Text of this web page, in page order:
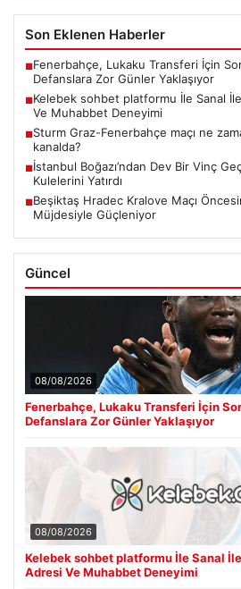
Son Eklenen Haberler
■Fenerbahçe, Lukaku Transferi İçin
Defanslara Zor Günler Yaklaşıyor
■Kelebek sohbet platformu İle Sanal
Ve Muhabbet Deneyimi
■Sturm Graz-Fenerbahçe maçı ne
kanalda?
■İstanbul Boğazı’ndan Dev Bir Vinç
Kulelerini Yatırdı
■Beşiktaş Hradec Kralove Maçı
Müjdesiyle Güçleniyor
Güncel
08/08/2026
Fenerbahçe, Lukaku Transferi İçin
Defanslara Zor Günler Yaklaşıyor
08/08/2026
Kelebek sohbet platformu İle Sanal
Adresi Ve Muhabbet Deneyimi